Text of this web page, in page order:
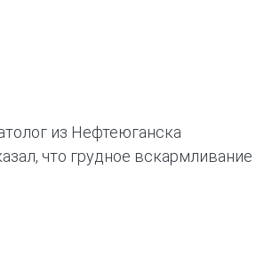
из Нефтеюганска
что грудное вскармливание